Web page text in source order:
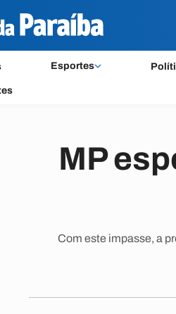
Esportes
MP
Com este impasse, a